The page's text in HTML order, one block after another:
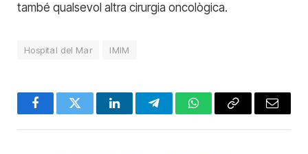
també qualsevol altra cirurgia oncològica.
Hospital del Mar IMIM
FacebookTwitter LinkedInTelegramWhatsAppCopy
Email